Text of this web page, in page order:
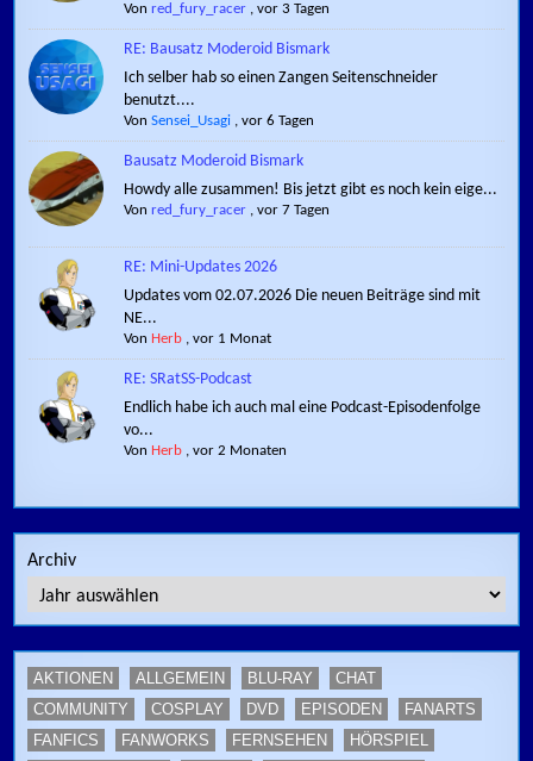
Vonred_fury_racer ,vor 3 Tagen
RE: Bausatz Moderoid Bismark
Ich selber hab so einen Zangen Seitenschneider
benutzt....
VonSensei_Usagi ,vor 6 Tagen
Bausatz Moderoid Bismark
Howdy alle zusammen! Bis jetzt gibt es noch kein eige...
Vonred_fury_racer ,vor 7 Tagen
RE: Mini-Updates 2026
Updates vom 02.07.2026 Die neuen Beiträge sind mit
NE...
Von Herb ,vor 1 Monat
RE: SRatSS-Podcast
Endlich habe ich auch mal eine Podcast-Episodenfolge
vo...
Von Herb ,vor 2 Monaten
Archiv
AKTIONEN ALLGEMEIN BLU-RAY
CHAT
COMMUNITY
COSPLAY DVD EPISODEN
FANARTS
FANFICS
FANWORKS FERNSEHEN
HÖRSPIEL